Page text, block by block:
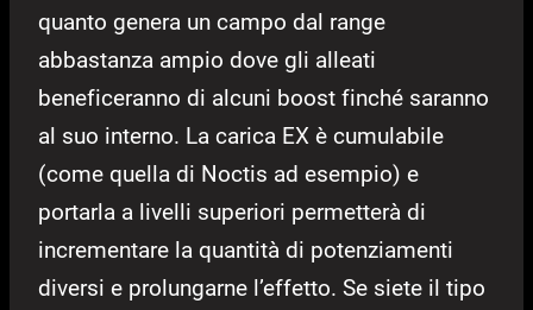
quanto genera un campo dal range
abbastanza ampio dove gli alleati
beneficeranno di alcuni boost finché saranno
al suo interno. La carica EX è cumulabile
(come quella di Noctis ad esempio) e
portarla a livelli superiori permetterà di
incrementare la quantità di potenziamenti
diversi e prolungarne l’effetto. Se siete il tipo